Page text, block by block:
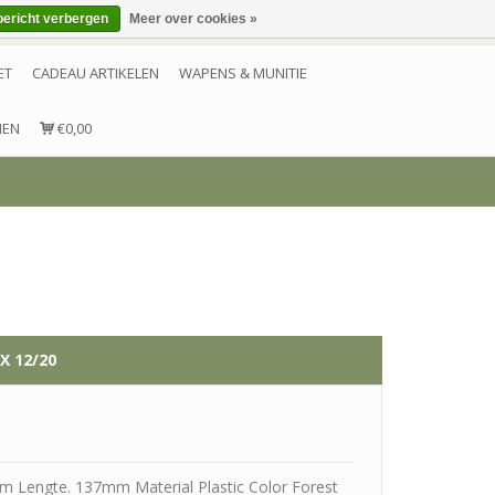
Inloggen Account aanmaken
CADEAU ARTIKELEN WAPENS & MUNITIE
€0,00
12/20
Lengte. 137mm Material Plastic Color Forest
verbergen Meer over cookies »